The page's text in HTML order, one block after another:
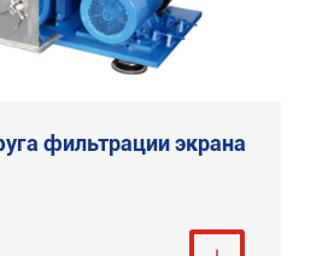
фильтрации экрана